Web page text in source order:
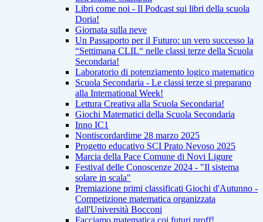
Libri come noi - Il Podcast sui libri della scuola
Doria!
Giornata sulla neve
Un Passaporto per il Futuro: un vero successo la
“Settimana CLIL“ nelle classi terze della Scuola
Secondaria!
Laboratorio di potenziamento logico matematico
Scuola Secondaria - Le classi terze si preparano
alla International Week!
Lettura Creativa alla Scuola Secondaria!
Giochi Matematici della Scuola Secondaria
Inno IC1
Nontiscordardime 28 marzo 2025
Progetto educativo SCI Prato Nevoso 2025
Marcia della Pace Comune di Novi Ligure
Festival delle Conoscenze 2024 - "Il sistema
solare in scala"
Premiazione primi classificati Giochi d'Autunno -
Competizione matematica organizzata
dall'Università Bocconi